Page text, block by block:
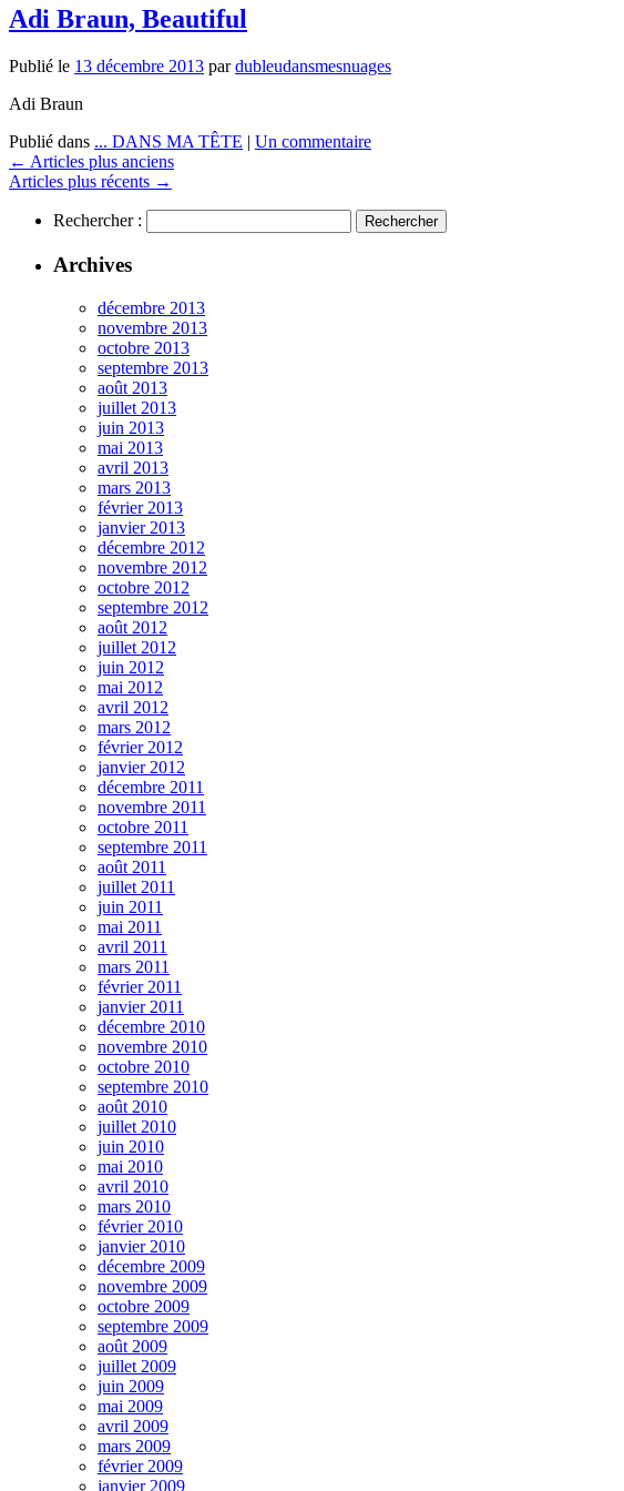
Adi Braun, Beautiful
Publié le 13 décembre 2013 par dubleudansmesnuages
Adi Braun
Publié dans ... DANS MA TÊTE | Un commentaire
← Articles plus anciens
Articles plus récents →
Rechercher :
Archives
décembre 2013
novembre 2013
octobre 2013
septembre 2013
août 2013
juillet 2013
juin 2013
mai 2013
avril 2013
mars 2013
février 2013
janvier 2013
décembre 2012
novembre 2012
octobre 2012
septembre 2012
août 2012
juillet 2012
juin 2012
mai 2012
avril 2012
mars 2012
février 2012
janvier 2012
décembre 2011
novembre 2011
octobre 2011
septembre 2011
août 2011
juillet 2011
juin 2011
mai 2011
avril 2011
mars 2011
février 2011
janvier 2011
décembre 2010
novembre 2010
octobre 2010
septembre 2010
août 2010
juillet 2010
juin 2010
mai 2010
avril 2010
mars 2010
février 2010
janvier 2010
décembre 2009
novembre 2009
octobre 2009
septembre 2009
août 2009
juillet 2009
juin 2009
mai 2009
avril 2009
mars 2009
février 2009
janvier 2009